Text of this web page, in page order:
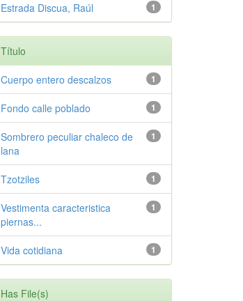
1
Estrada Discua, Raúl
Título
1
Cuerpo entero descalzos
1
Fondo calle poblado
1
Sombrero peculiar chaleco de
lana
1
Tzotziles
1
Vestimenta caracteristica
piernas...
1
Vida cotidiana
Has File(s)